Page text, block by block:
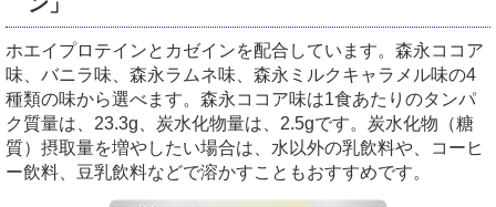
ホエイプロテインとカゼインを配合しています。森永ココア
味、バニラ味、森永ラムネ味、森永ミルクキャラメル味の4
種類の味から選べます。森永ココア味は1食あたりのタンパ
ク質量は、23.3g、炭水化物量は、2.5gです。炭水化物（糖
質）摂取量を増やしたい場合は、水以外の乳飲料や、コーヒ
ー飲料、豆乳飲料などで溶かすこともおすすめです。